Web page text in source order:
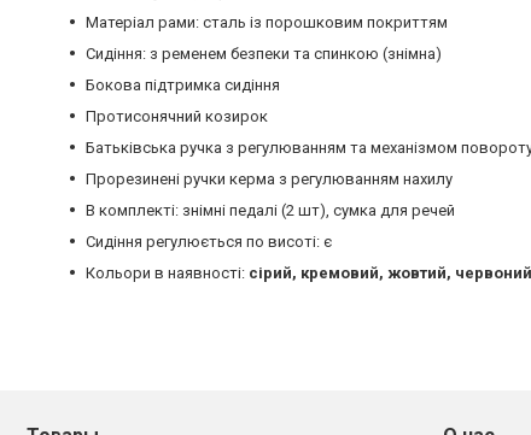
Матеріал рами: сталь із порошковим покриттям
Сидіння: з ременем безпеки та спинкою (знімна)
Бокова підтримка сидіння
Протисонячний козирок
Батьківська ручка з регулюванням та механізмом
Прорезинені ручки керма з регулюванням нахилу
В комплекті: знімні педалі (2 шт), сумка для речей
Сидіння регулюється по висоті: є
Кольори в наявності: сірий, кремовий, жовтий,